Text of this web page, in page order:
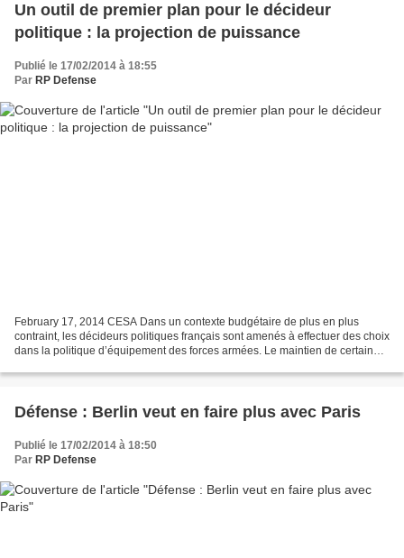
Un outil de premier plan pour le décideur
politique : la projection de puissance
Publié le 17/02/2014 à 18:55
Par RP Defense
February 17, 2014 CESA Dans un contexte budgétaire de plus en plus
contraint, les décideurs politiques français sont amenés à effectuer des choix
dans la politique d’équipement des forces armées. Le maintien de certaines
Défense : Berlin veut en faire plus avec Paris
Publié le 17/02/2014 à 18:50
Par RP Defense